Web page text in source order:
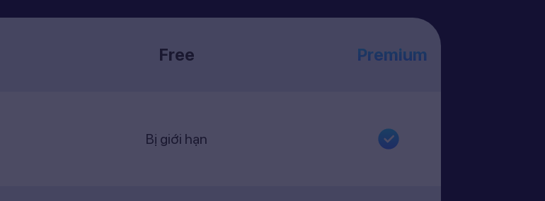
Free Premium
Bị giới hạn